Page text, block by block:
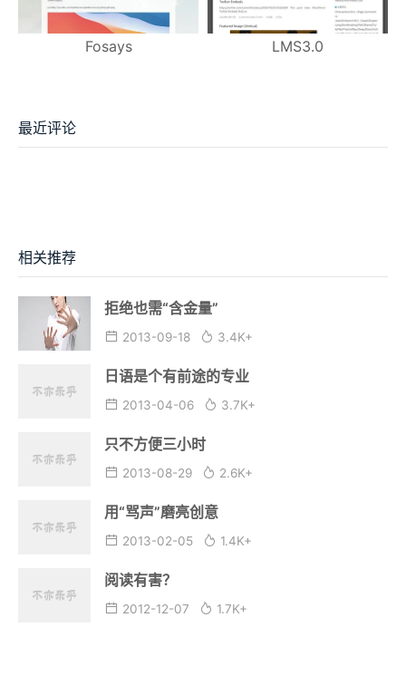
Fosays LMS3.0
最近评论
相关推荐
拒绝也需“含金量”
2013-09-18 3.4K+
日语是个有前途的专业
2013-04-06 3.7K+
只不方便三小时
2013-08-29 2.6K+
用“骂声”磨亮创意
2013-02-05 1.4K+
阅读有害？
2012-12-07 1.7K+